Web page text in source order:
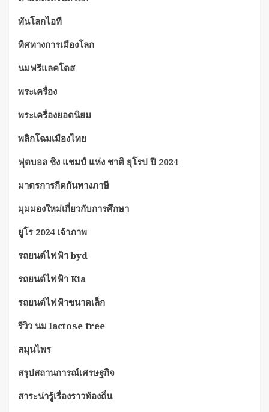
ทันโลกไอที
ทิศทางการเมืองโลก
นมฟรีแลคโตส
พระเครื่อง
พระเครื่องยอดนิยม
พลิกโฉมเมืองไทย
ฟุตบอล ชิง แชมป์ แห่ง ชาติ ยุโรป ปี 2024
มาตรการกีดกันทางภาษี
มุมมองใหม่เกี่ยวกับการศึกษา
ยูโร 2024 เจ้าภาพ
รถยนต์ไฟฟ้า byd
รถยนต์ไฟฟ้า Kia
รถยนต์ไฟฟ้าขนาดเล็ก
รีวิว นม lactose free
สมุนไพร
สรุปสถานการณ์เศรษฐกิจ
สาระน่ารู้เรื่องราวท้องถิ่น